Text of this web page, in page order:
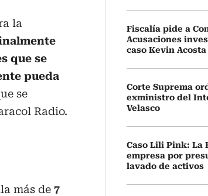
la
que se
pueda
se
Radio.
más de 7
Fiscalía pide a
Acusaciones
caso Kevin Acosta
Corte Suprema
exministro del
Velasco
Caso Lili Pink: La
empresa por
lavado de activos